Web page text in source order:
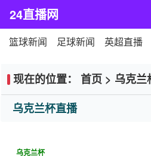
24直播网
篮球新闻 足球新闻 英超直播
现在的位置： 首页 > 乌克兰
乌克兰杯直播
乌克兰杯